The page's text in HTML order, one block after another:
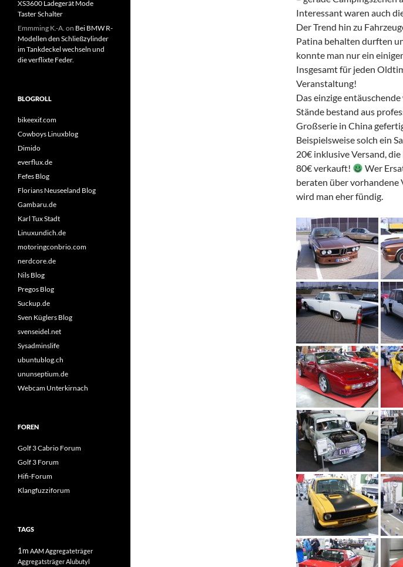
Interessant waren auch
Der Trend hin zu
Patina behalten durften
konnte man nur ein
Insgesamt für jeden
Veranstaltung!
Das einzige
Stände bestand aus
Großserie in China
Beispielsweise solch ein
20€ inklusive Versand,
80€ verkauft!
Wer
beraten über vorhandene
wird man eher fündig.
XS3600 Ladegerät Mode
Taster Schalter
Emmming K.-A. on Bei BMW R-
Modellen den Schließzylinder
im Tankdeckel wechseln und
die verflixte Feder.
BLOGROLL
bikeexif.com
Cowboys Linuxblog
Dimido
everflux.de
Fefes Blog
Florians Neuseeland Blog
Gambaru.de
Karl Tux Stadt
Linuxundich.de
motoringconbrio.com
nerdcore.de
Nils Blog
Pregos Blog
Suckup.de
Sven Küglers Blog
svenseidel.net
Sysadminslife
ubuntublog.ch
ununseptium.de
Webcam Unterkirnach
FOREN
Golf 3 Cabrio Forum
Golf 3 Forum
Hifi-Forum
Klangfuzziforum
TAGS
1m AAMAggregateträger
AggregatsträgerAlubutyl